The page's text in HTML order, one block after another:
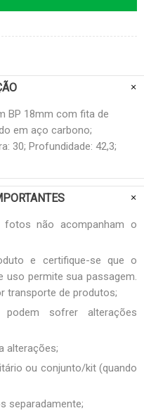
BP 18mm com fita de
em aço carbono;
30; Profundidade: 42,3;
não acompanham o
e certifique-se que o
uso permite sua passagem.
transporte de produtos;
sofrer alterações
alterações;
ou conjunto/kit (quando
separadamente;